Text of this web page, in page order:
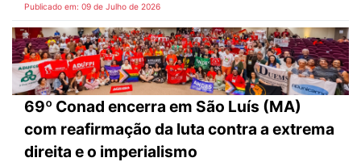
Publicado em: 09 de Julho de 2026
69º Conad encerra em São Luís (MA)
com reafirmação da luta contra a extrema
direita e o imperialismo